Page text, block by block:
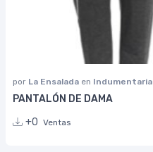
por La Ensalada en Indumentaria
PANTALÓN DE DAMA
+0 Ventas